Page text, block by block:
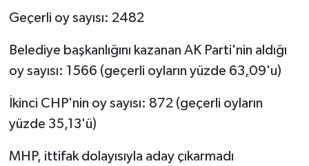
Geçerli oy sayısı: 2482
Belediye başkanlığını kazanan AK Parti'nin aldığı
oy sayısı: 1566 (geçerli oyların yüzde 63,09'u)
İkinci CHP'nin oy sayısı: 872 (geçerli oyların
yüzde 35,13'ü)
MHP, ittifak dolayısıyla aday çıkarmadı